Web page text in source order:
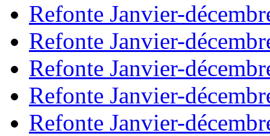
Refonte Janvier-
Refonte Janvier-
Refonte Janvier-
Refonte Janvier-
Refonte Janvier-